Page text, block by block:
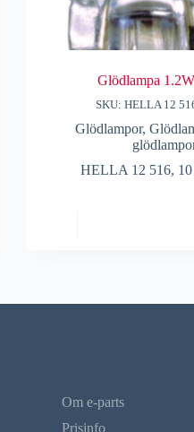
Glödlampa 1.2W
SKU: HELLA 12
Glödlampor,
HELLA 12 516, 10
Om e-parts
Prisinfo